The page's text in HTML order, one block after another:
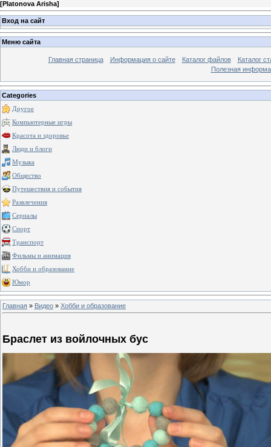
[Platonova Arisha]
Вход на сайт
Меню сайта
Главная страница Информация о сайте Каталог файлов
Каталог
Полезная
Categories
Другое
Компьютерные игры
Красота и здоровье
Люди и блоги
Музыка
Общество
Путешествия и события
Развлечения
Сериалы
Спорт
Транспорт
Фильмы и анимация
Хобби и образование
Юмор
Главная » Видео » Хобби и образование
Браслет из войлочных бус